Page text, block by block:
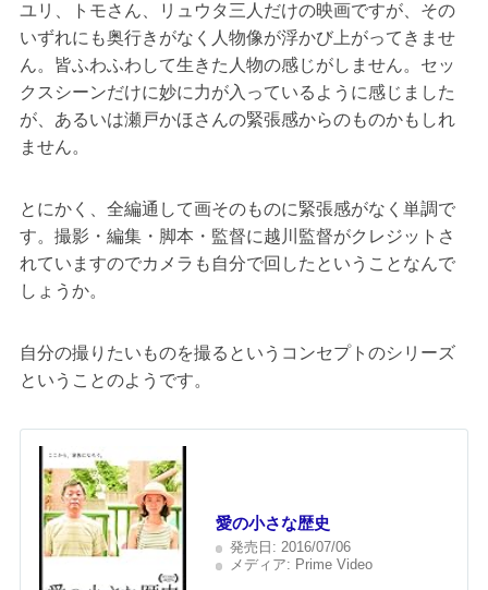
ユリ、トモさん、リュウタ三人だけの映画ですが、その
いずれにも奥行きがなく人物像が浮かび上がってきませ
ん。皆ふわふわして生きた人物の感じがしません。セッ
クスシーンだけに妙に力が入っているように感じました
が、あるいは瀬戸かほさんの緊張感からのものかもしれ
ません。
とにかく、全編通して画そのものに緊張感がなく単調で
す。撮影・編集・脚本・監督に越川監督がクレジットさ
れていますのでカメラも自分で回したということなんで
しょうか。
自分の撮りたいものを撮るというコンセプトのシリーズ
ということのようです。
愛の小さな歴史
発売日: 2016/07/06
メディア: Prime Video